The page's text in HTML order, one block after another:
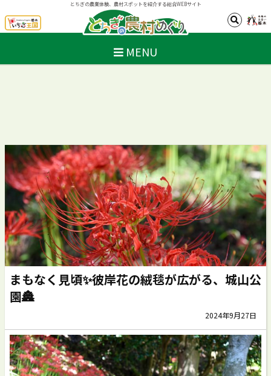
とちぎの農業体験、農村スポットを紹介する総合WEBサイト
MENU
まもなく見頃✨彼岸花の絨毯が広がる、城山公
園🏯
2024年9月27日